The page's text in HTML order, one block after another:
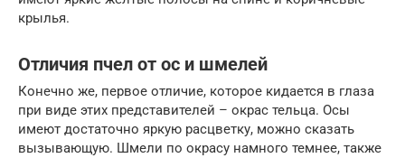
крылья.
Отличия пчел от ос и шмелей
Конечно же, первое отличие, которое кидается в глаза
при виде этих представителей – окрас тельца. Осы
имеют достаточно яркую расцветку, можно сказать
вызывающую. Шмели по окрасу намного темнее, также